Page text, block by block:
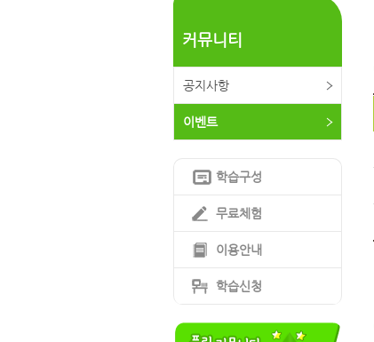
커뮤니티
공지사항
이벤트
학습구성
무료체험
이용안내
학습신청